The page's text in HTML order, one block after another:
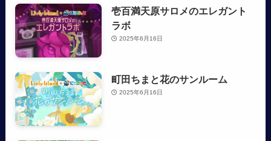
壱百満天原サロメのエレガント
ラボ
2025年6月16日
町田ちまと花のサンルーム
2025年6月16日